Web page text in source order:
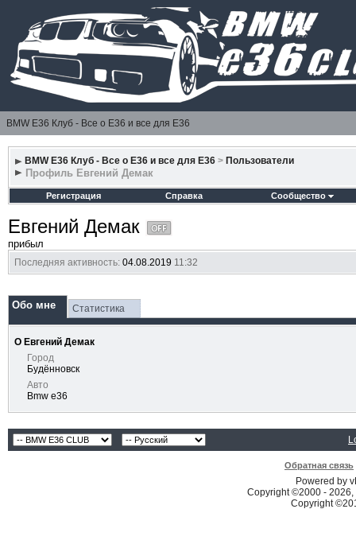
BMW E36 Клуб - Все о Е36 и все для Е36
BMW E36 Клуб - Все о Е36 и все для Е36 > Пользователи
Профиль Евгений Демак
Регистрация Справка Сообщество
Евгений Демак
прибыл
Последняя активность:04.08.2019 11:32
Обо мне Статистика
О Евгений Демак
Город
Будённовск
Авто
Bmw e36
Обратная связь
Powered by
Copyright ©2000 -
Copyright